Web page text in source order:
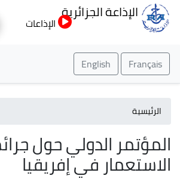
إلى
الإذاعة الجزائرية
الإذاعات
Français
English
الرئيسية
المؤتمر الدولي حول جرائم
الاستعمار في إفريقيا